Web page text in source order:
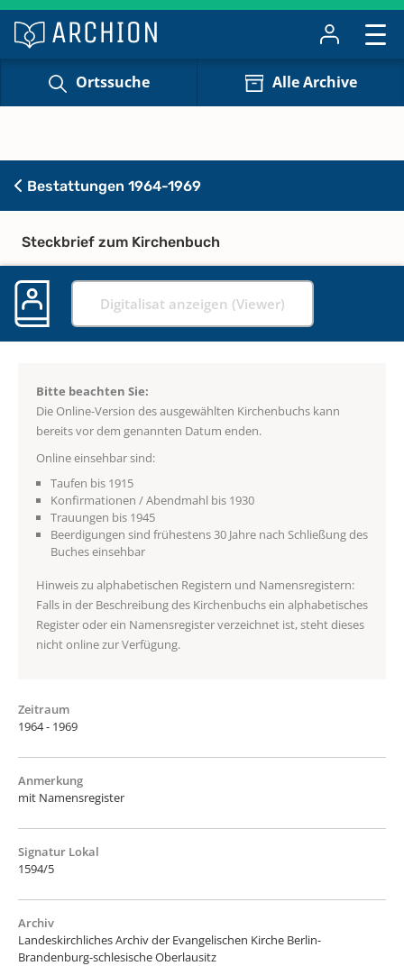
Ortssuche Alle Archive
Bestattungen 1964-1969
Steckbrief zum Kirchenbuch
Digitalisat anzeigen (Viewer)
Bitte beachten Sie:
Die Online-Version des ausgewählten Kirchenbuchs kann
bereits vor dem genannten Datum enden.
Online einsehbar sind:
Taufen bis 1915
Konfirmationen / Abendmahl bis 1930
Trauungen bis 1945
Beerdigungen sind frühestens 30 Jahre nach Schließung des
Buches einsehbar
Hinweis zu alphabetischen Registern und Namensregistern:
Falls in der Beschreibung des Kirchenbuchs ein alphabetisches
Register oder ein Namensregister verzeichnet ist, steht dieses
nicht online zur Verfügung.
Zeitraum
1964 - 1969
Anmerkung
mit Namensregister
Signatur Lokal
1594/5
Archiv
Landeskirchliches Archiv der Evangelischen Kirche Berlin-
Brandenburg-schlesische Oberlausitz